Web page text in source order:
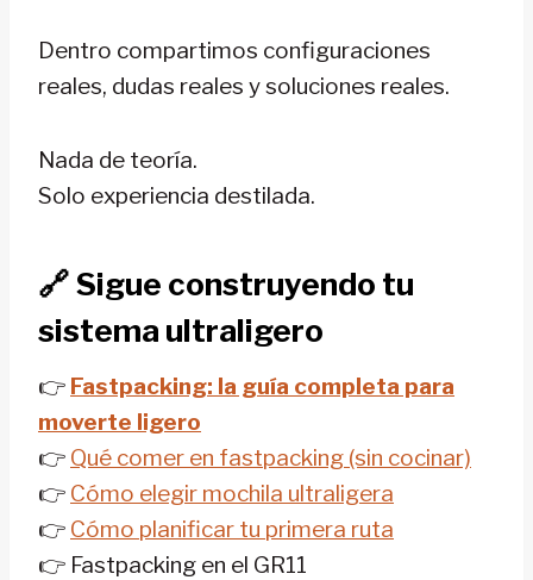
Dentro compartimos configuraciones
reales, dudas reales y soluciones reales.
Nada de teoría.
Solo experiencia destilada.
🔗Sigue construyendo tu
sistema ultraligero
👉 Fastpacking: la guía completa para
moverte ligero
👉 Qué comer en fastpacking (sin cocinar)
👉 Cómo elegir mochila ultraligera
👉 Cómo planificar tu primera ruta
👉 Fastpacking en el GR11